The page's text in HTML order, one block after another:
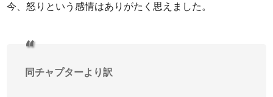
今、怒りという感情はありがたく思えました。
同チャプターより訳